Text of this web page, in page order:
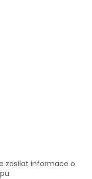
zasílat informace o